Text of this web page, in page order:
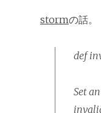
stormの話。
def
Set